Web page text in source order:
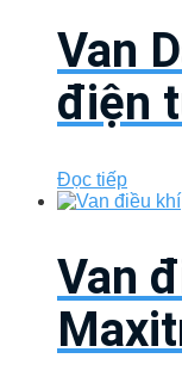
Van
điện
Đọc tiếp
Van